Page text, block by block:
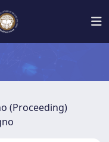
(Proceeding)